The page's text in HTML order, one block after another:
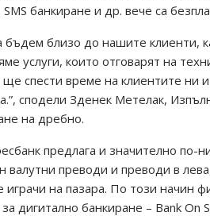
банкиране и др. вече са
бъдем близо до нашите клиенти,
услуги, които отговарят на
спести време на клиентите ни
сподели Зденек Метелак,
на дребно.
предлага и значително по-
преводи и преводи в
на пазара. По този начин
дигитално банкиране – Bank On